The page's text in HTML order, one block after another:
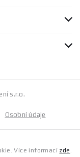
s.r.o.
Osobní údaje
Více informací zde .